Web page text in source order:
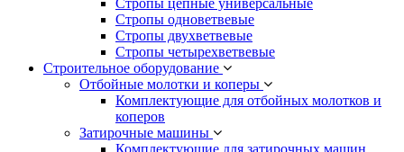
Стропы цепные универсальные
Стропы одноветвевые
Стропы двухветвевые
Стропы четырехветвевые
Строительное оборудование
Отбойные молотки и коперы
Комплектующие для отбойных молотков и
коперов
Затирочные машины